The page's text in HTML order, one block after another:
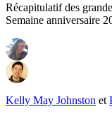
Récapitulatif des
Semaine anniversaire
Kelly May Johnston et